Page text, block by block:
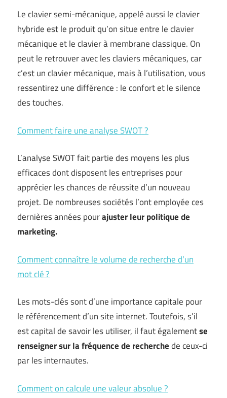
Le clavier semi-mécanique, appelé aussi le clavier
hybride est le produit qu’on situe entre le clavier
mécanique et le clavier à membrane classique. On
peut le retrouver avec les claviers mécaniques, car
c’est un clavier mécanique, mais à l’utilisation, vous
ressentirez une différence : le confort et le silence
des touches.
Comment faire une analyse SWOT ?
L’analyse SWOT fait partie des moyens les plus
efficaces dont disposent les entreprises pour
apprécier les chances de réussite d’un nouveau
projet. De nombreuses sociétés l’ont employée ces
dernières années pourajuster leur politique de
marketing.
Comment connaître le volume de recherche d’un
mot clé ?
Les mots-clés sont d’une importance capitale pour
le référencement d’un site internet. Toutefois, s’il
est capital de savoir les utiliser, il faut égalementse
renseigner sur la fréquence de recherchede ceux-ci
par les internautes.
Comment on calcule une valeur absolue ?